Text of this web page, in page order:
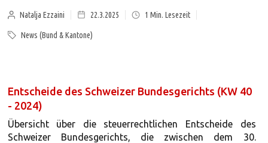
Natalja Ezzaini 22.3.2025 1 Min. Lesezeit
News (Bund & Kantone)
Entscheide des Schweizer Bundesgerichts (KW 40
- 2024)
Übersicht über die steuerrechtlichen Entscheide des
Schweizer Bundesgerichts, die zwischen dem 30.